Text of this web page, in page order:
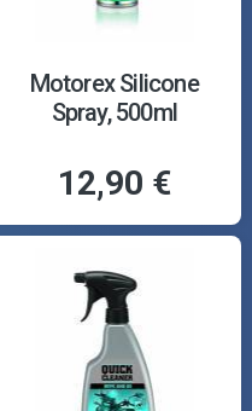
Motorex Silicone
Spray, 500ml
12,90 €